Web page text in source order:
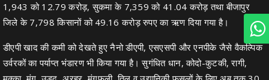
1,943 को 12.79 करोड़, सुकमा के 7,359 को 41.04 करोड़ तथा बीजापुर
जिले के 7,798 किसानों को 49.16 करोड़ रुपए का ऋण दिया गया है।
डीएपी खाद की कमी को देखते हुए नैनो डीएपी, एसएसपी और एनपीके जैसे वैकल्पिक
उर्वरकों का पर्याप्त भंडारण भी किया गया है। सुगंधित धान, कोदो-कुटकी, रागी,